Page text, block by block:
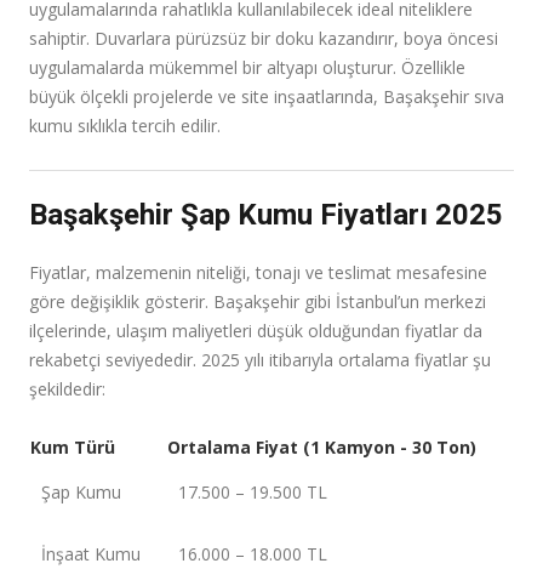
uygulamalarında rahatlıkla kullanılabilecek ideal niteliklere
sahiptir. Duvarlara pürüzsüz bir doku kazandırır, boya öncesi
uygulamalarda mükemmel bir altyapı oluşturur. Özellikle
büyük ölçekli projelerde ve site inşaatlarında, Başakşehir sıva
kumu sıklıkla tercih edilir.
Başakşehir Şap Kumu Fiyatları 2025
Fiyatlar, malzemenin niteliği, tonajı ve teslimat mesafesine
göre değişiklik gösterir. Başakşehir gibi İstanbul’un merkezi
ilçelerinde, ulaşım maliyetleri düşük olduğundan fiyatlar da
rekabetçi seviyededir. 2025 yılı itibarıyla ortalama fiyatlar şu
şekildedir:
Kum Türü
Ortalama Fiyat (1 Kamyon - 30 Ton)
Şap Kumu
17.500 – 19.500 TL
İnşaat Kumu 16.000 – 18.000 TL